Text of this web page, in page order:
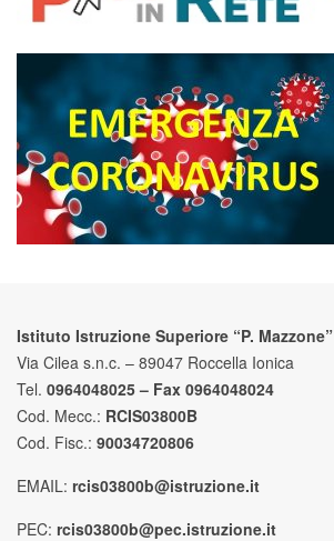
Istituto Istruzione Superiore “P. Mazzone”
Via Cilea s.n.c. – 89047 Roccella Ionica
Tel. 0964048025 – Fax 0964048024
Cod. Mecc.: RCIS03800B
Cod. Fisc.: 90034720806
EMAIL: rcis03800b@istruzione.it
PEC: rcis03800b@pec.istruzione.it